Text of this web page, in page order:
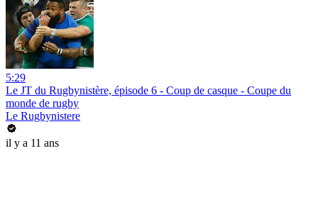
5:29
Le JT du Rugbynistère, épisode 6 - Coup de casque - Coupe du
monde de rugby
Le Rugbynistere
il y a 11 ans